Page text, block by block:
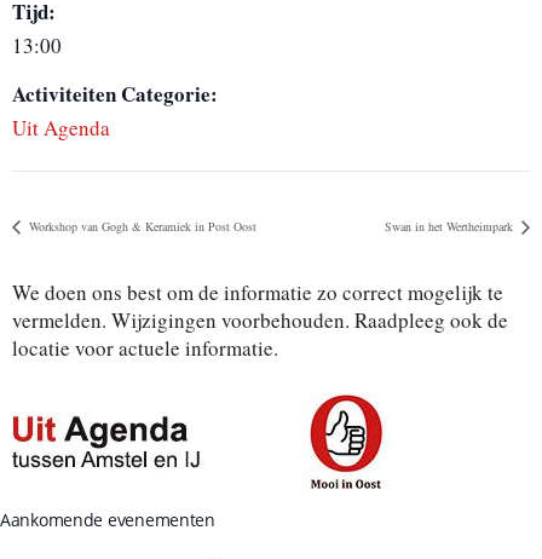
Tijd:
13:00
Activiteiten Categorie:
Uit Agenda
Workshop van Gogh & Keramiek in Post Oost Swan in het Wertheimpark
We doen ons best om de informatie zo correct mogelijk te
vermelden. Wijzigingen voorbehouden. Raadpleeg ook de
locatie voor actuele informatie.
Aankomende evenementen